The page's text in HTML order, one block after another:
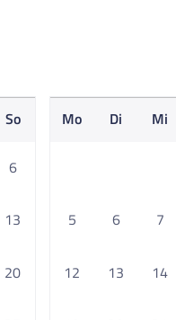
So
6
13
20
Mo Di Mi
5 6 7
12 13 14